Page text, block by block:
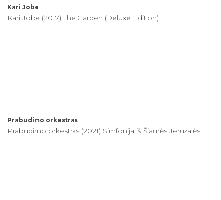
Kari Jobe
Kari Jobe (2017) The Garden (Deluxe Edition)
Prabudimo orkestras
Prabudimo orkestras (2021) Simfonija iš Šiaurės Jeruzalės